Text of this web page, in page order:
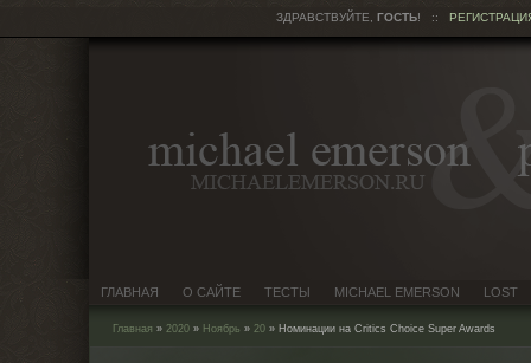
ЗДРАВСТВУЙТЕ,ГОСТЬ! ::
ГЛАВНАЯ О САЙТЕ ТЕСТЫ MICHAEL EMERSON LOST
Главная » 2020 » Ноябрь » 20 » Номинации на Critics Choice Super Awards